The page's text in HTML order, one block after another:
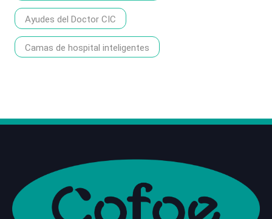
Ayudes del Doctor CIC
Camas de hospital inteligentes